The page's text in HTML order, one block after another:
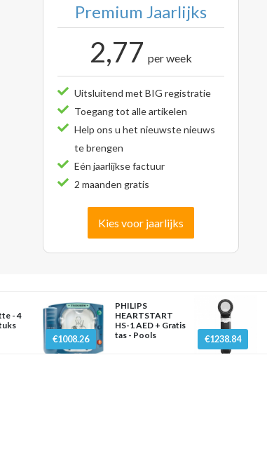
Premium Jaarlijks
2,77 per week
Uitsluitend met BIG registratie
Toegang tot alle artikelen
Help ons u het nieuwste nieuws
te brengen
Eén jaarlijkse factuur
2 maanden gratis
Kies voor jaarlijks
- 4
€1008.26
PHILIPS
HEARTSTART
HS-1 AED + Gratis
tas - Pools
€1238.84